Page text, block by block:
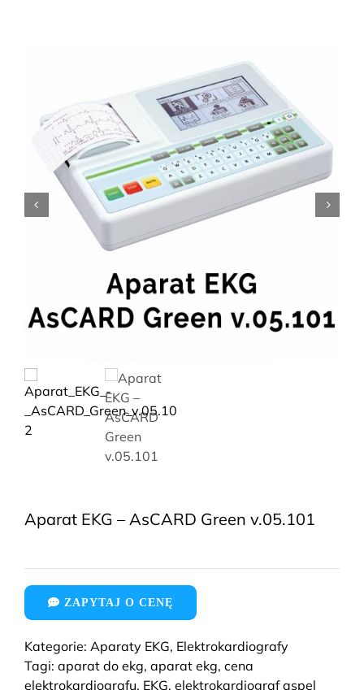
Aparat EKG – AsCARD Green v.05.101
ZAPYTAJ O CENĘ
Kategorie: Aparaty EKG, Elektrokardiografy
Tagi: aparat do ekg, aparat ekg, cena
elektrokardiografu, EKG, elektrokardiograf aspel